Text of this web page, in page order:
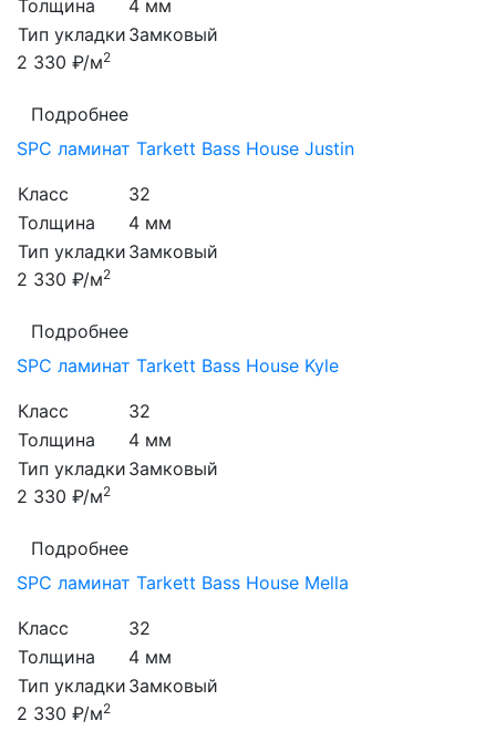
Толщина
4 мм
Тип укладки Замковый
2 330 ₽/м2
Подробнее
SPC ламинат Tarkett Bass House Justin
Класс
32
Толщина
4 мм
Тип укладки Замковый
2 330 ₽/м2
Подробнее
SPC ламинат Tarkett Bass House Kyle
Класс
32
Толщина
4 мм
Тип укладки Замковый
2 330 ₽/м2
Подробнее
SPC ламинат Tarkett Bass House Mella
Класс
32
Толщина
4 мм
Тип укладки Замковый
2 330 ₽/м2